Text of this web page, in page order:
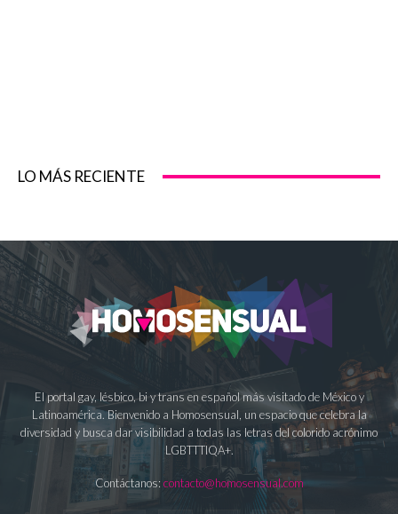
LO MÁS RECIENTE
El portal gay, lésbico, bi y trans en español más visitado de México y
Latinoamérica. Bienvenido a Homosensual, un espacio que celebra la
diversidad y busca dar visibilidad a todas las letras del colorido acrónimo
LGBTTTIQA+.
Contáctanos: contacto@homosensual.com